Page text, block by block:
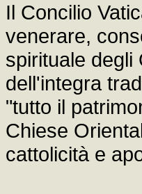
Il Concilio
venerare,
spirituale degli
dell'integra
"tutto il
Chiese
cattolicità e